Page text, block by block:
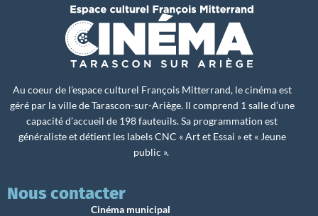
Au coeur de l’espace culturel François Mitterrand, le cinéma est
géré par la ville de Tarascon-sur-Ariège. Il comprend 1 salle d’une
capacité d’accueil de 198 fauteuils. Sa programmation est
généraliste et détient les labels CNC « Art et Essai » et « Jeune
public ».
Nous contacter
Cinéma municipal